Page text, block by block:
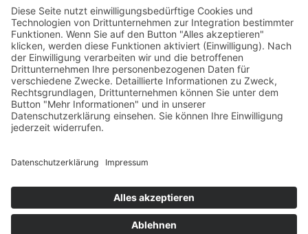
E-Mailinfo@wieserhof.it
MwSt.-Nr. 01420690214
Datenschutz
powered by